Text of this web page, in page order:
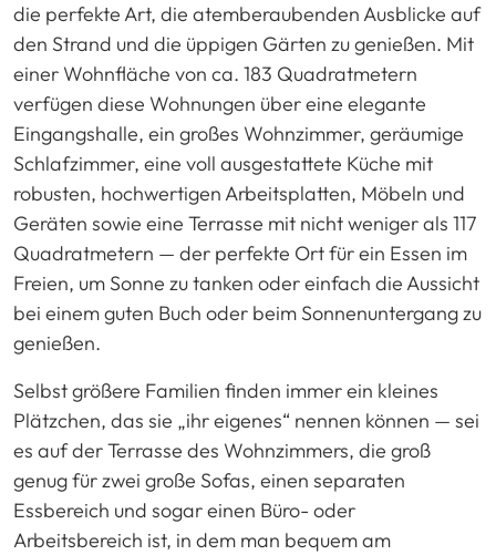
die perfekte Art, die atemberaubenden Ausblicke auf
den Strand und die üppigen Gärten zu genießen. Mit
einer Wohnfläche von ca. 183 Quadratmetern
verfügen diese Wohnungen über eine elegante
Eingangshalle, ein großes Wohnzimmer, geräumige
Schlafzimmer, eine voll ausgestattete Küche mit
robusten, hochwertigen Arbeitsplatten, Möbeln und
Geräten sowie eine Terrasse mit nicht weniger als 117
Quadratmetern — der perfekte Ort für ein Essen im
Freien, um Sonne zu tanken oder einfach die Aussicht
bei einem guten Buch oder beim Sonnenuntergang zu
genießen.
Selbst größere Familien finden immer ein kleines
Plätzchen, das sie „ihr eigenes“ nennen können — sei
es auf der Terrasse des Wohnzimmers, die groß
genug für zwei große Sofas, einen separaten
Essbereich und sogar einen Büro- oder
Arbeitsbereich ist, in dem man bequem am